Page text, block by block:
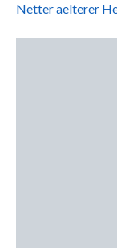
Netter aelterer